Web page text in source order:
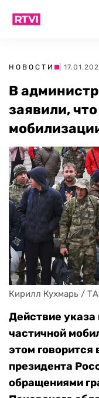
НОВОСТИ |
В
заявили,
Кирилл Кухмарь /
Действие указа
частичной
этом говорится
президента
обращениями